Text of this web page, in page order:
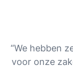
“We hebben
voor onze